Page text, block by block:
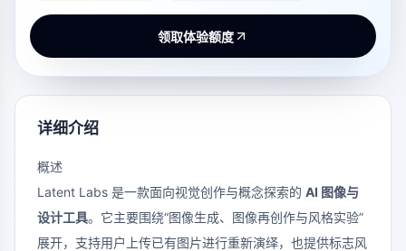
领取体验额度
详细介绍
概述
Latent Labs 是一款面向视觉创作与概念探索的 AI 图像与
设计工具。它主要围绕“图像生成、图像再创作与风格实验”
展开，支持用户上传已有图片进行重新演绎，也提供标志风